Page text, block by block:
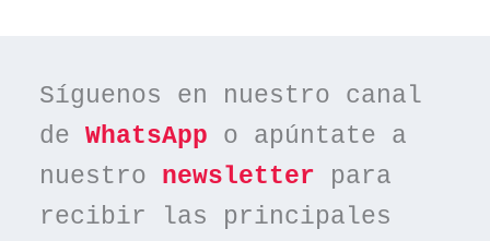
Síguenos en nuestro canal
de WhatsApp o apúntate a
nuestro newsletter para
recibir las principales